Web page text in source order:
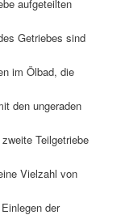
aufgeteilten
Getriebes sind
im Ölbad, die
den ungeraden
Teilgetriebe
Vielzahl von
der